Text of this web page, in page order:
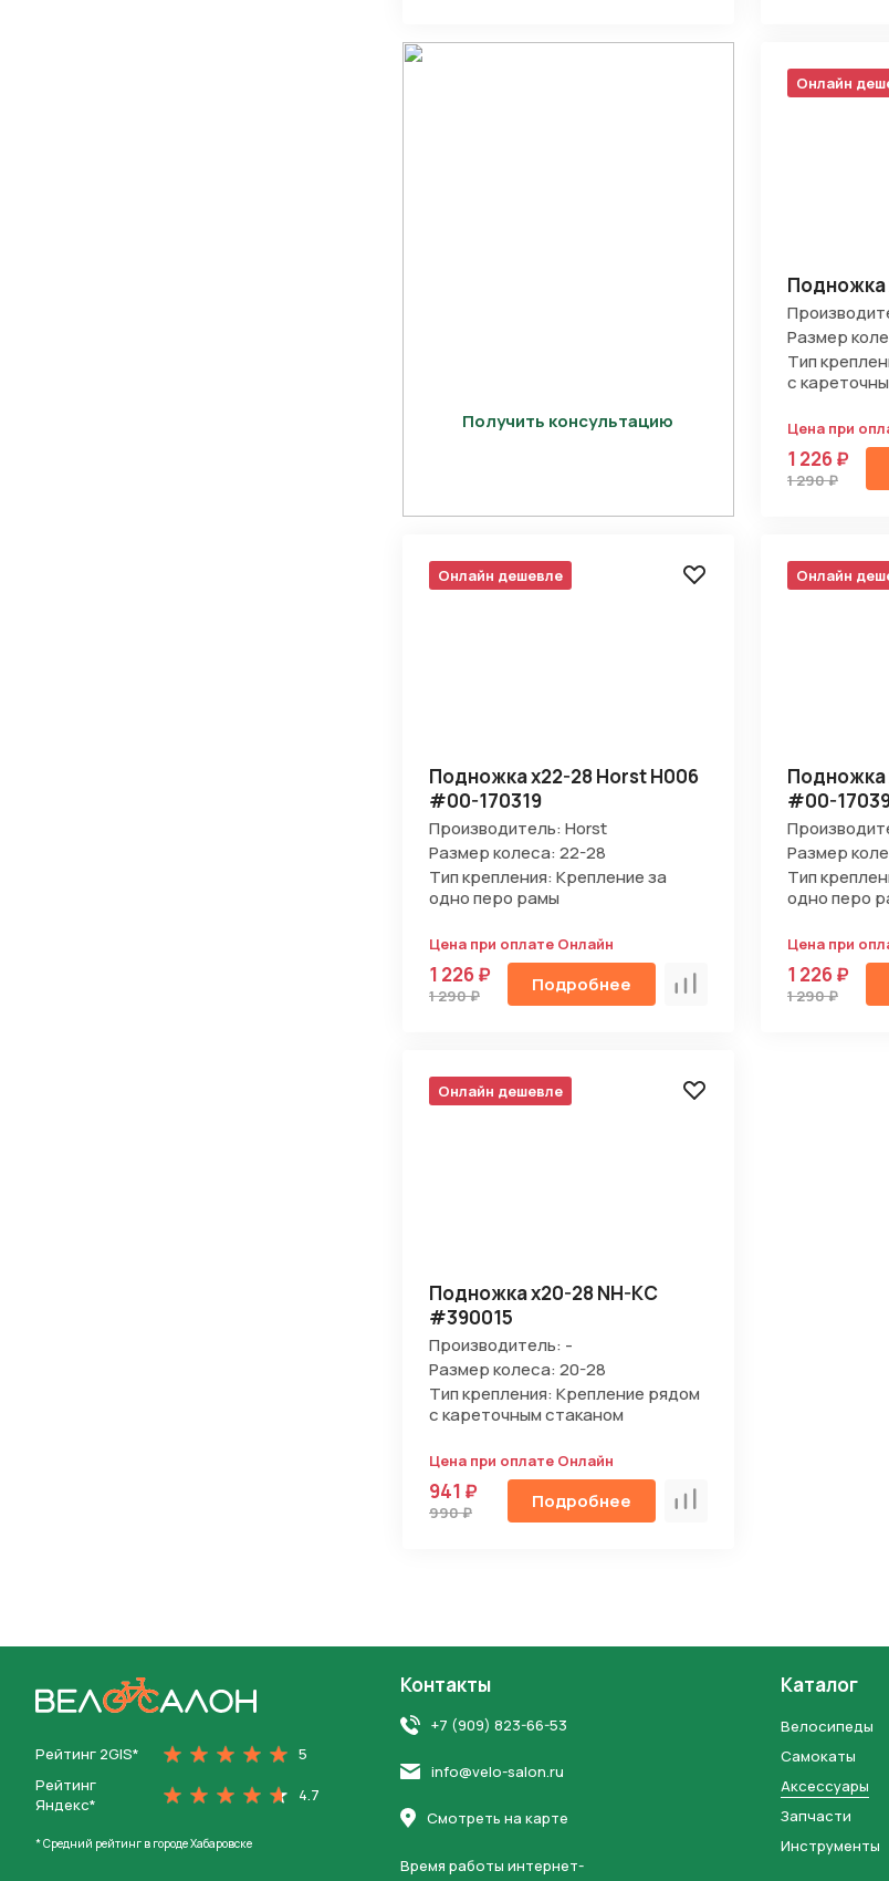
Получить консультацию
Онлайн
Подножка
Размер
Тип
с
Цена при
1 226 ₽
1 290 ₽
Онлайн дешевле
Подножка х22-28 Horst H006
#00-170319
Производитель: Horst
Размер колеса: 22-28
Тип крепления: Крепление за
одно перо рамы
Цена при оплате Онлайн
1 226 ₽
1 290 ₽ Подробнее Сравнить
Онлайн
Подножка
#00-
Размер
Тип
одно перо
Цена при
1 226 ₽
1 290 ₽
Онлайн дешевле
Подножка х20-28 NH-KC
#390015
Производитель: -
Размер колеса: 20-28
Тип крепления: Крепление рядом
с кареточным стаканом
Цена при оплате Онлайн
941 ₽
990 ₽ Подробнее Сравнить
Рейтинг 2GIS*
5
Рейтинг
Яндекс*
4.7
* Средний рейтинг в городе Хабаровске
Контакты
+7 (909) 823-66-53
info@velo-salon.ru
Смотреть на карте
Время работы интернет-
Каталог
Велосипеды
Самокаты
Аксессуары
Запчасти
Инструменты
Нажимая на кнопку “Отправить заявку”, вы даетесогласие на
персональных данных и соглашаетесь с политикой